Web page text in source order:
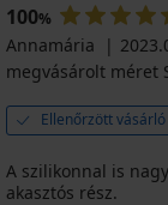
Eredeti ár
34 390
Ft
19 260
Ft
kód
SUN20
Ft
18 250
Ft
kód
SUN20
100%
Annamária
megvásárolt méret
Ellenőrzött vásárló
A szilikonnal is
akasztós rész.